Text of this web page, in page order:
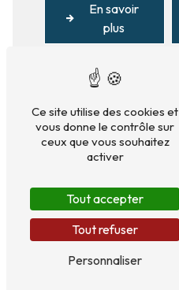
En savoir
plus
Ce site utilise des cookies et
vous donne le contrôle sur
ceux que vous souhaitez
activer
Tout accepter
Tout refuser
Personnaliser